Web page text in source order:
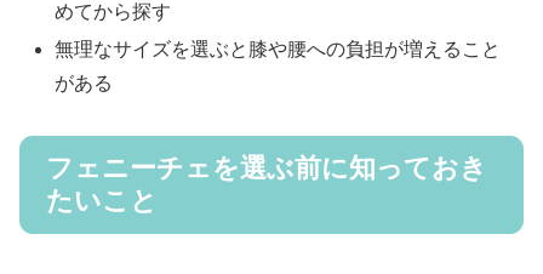
めてから探す
無理なサイズを選ぶと膝や腰への負担が増えること
がある
フェニーチェを選ぶ前に知っておき
たいこと